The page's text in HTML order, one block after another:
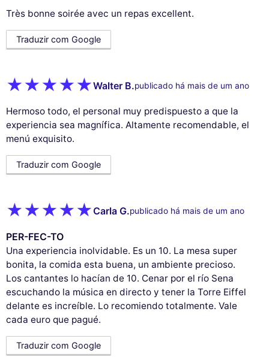
Très bonne soirée avec un repas excellent.
Traduzir com Google
Walter B.publicado há mais de um ano
Hermoso todo, el personal muy predispuesto a que la
experiencia sea magnífica. Altamente recomendable, el
menú exquisito.
Traduzir com Google
Carla G.publicado há mais de um ano
PER-FEC-TO
Una experiencia inolvidable. Es un 10. La mesa super
bonita, la comida esta buena, un ambiente precioso.
Los cantantes lo hacían de 10. Cenar por el río Sena
escuchando la música en directo y tener la Torre Eiffel
delante es increíble. Lo recomiendo totalmente. Vale
cada euro que pagué.
Traduzir com Google